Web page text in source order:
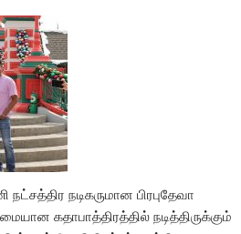
நடிகருமான பிரபுதேவா
கதாபாத்திரத்தில் நடித்திருக்கும்